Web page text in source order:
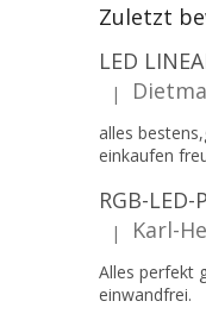
Zuletzt
Die
|
alles
einkaufen
Die
| Karl-
Alles perfekt
einwandfrei.